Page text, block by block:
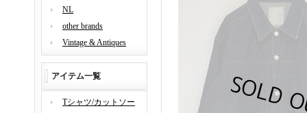
NL
other brands
Vintage & Antiques
アイテム一覧
Tシャツ/カットソー